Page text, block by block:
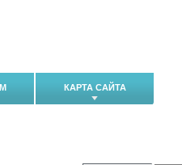
КАРТА САЙТА